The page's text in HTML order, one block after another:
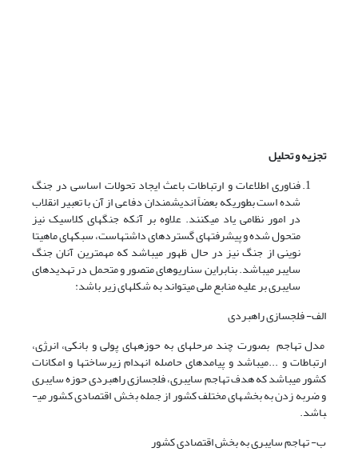
تجزیه و تحلیل
فناوری اطلاعات و ارتباطات باعث ایجاد تحولات اساسی در جنگ
شده است بطوری­که بعضاً اندیشمندان دفاعی از آن با تعبیر انقلاب
در امور نظامی یاد می­کنند. علاوه بر آنکه جنگ­های کلاسیک نیز
متحول شده و پیشرفت­های گسترده­ای داشته­است، سبک­های ماهیتا
نوینی از جنگ نیز در حال ظهور می­باشد که مهمترین آنان جنگ
سایبر می­باشد. بنابراین سناریوهای متصور و متحمل در تهدیدهای
سایبری بر علیه منابع ملی می­تواند به شکل­های زیر باشد:
الف- فلج­سازی راهبردی
مدل تهاجم بصورت چند مرحله­ای به حوزه­های پولی و بانکی، انرژی،
ارتباطات و ...می­باشد و پیامدهای حاصله انهدام زیرساخت­ها و امکانات
کشور می­باشد که هدف تهاجم سایبری، فلج­سازی راهبردی حوزه سایبری
و ضربه زدن به بخش­های مختلف کشور از جمله بخش اقتصادی کشور می­
باشد.
ب- تهاجم سایبری به بخش اقتصادی کشور